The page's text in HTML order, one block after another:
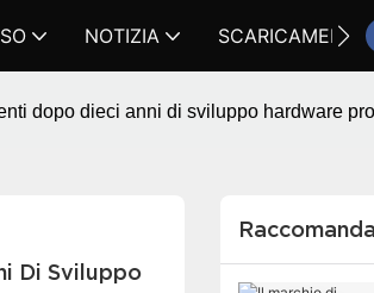
NOTIZIA SCARICAMENTO
dopo dieci anni di sviluppo hardware
Di Sviluppo